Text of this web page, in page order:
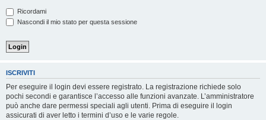
Ricordami
Nascondi il mio stato per questa sessione
ISCRIVITI
Per eseguire il login devi essere registrato. La registrazione richiede solo
pochi secondi e garantisce l’accesso alle funzioni avanzate. L’amministratore
può anche dare permessi speciali agli utenti. Prima di eseguire il login
assicurati di aver letto i termini d’uso e le varie regole.